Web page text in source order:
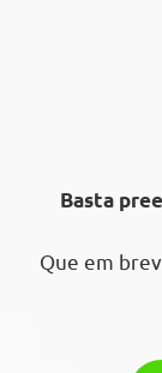
Basta
Que em